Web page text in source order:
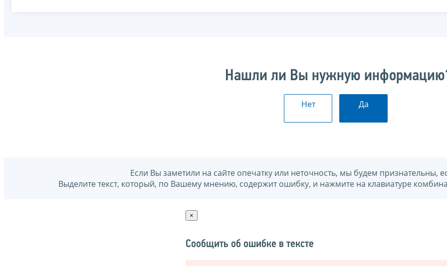
Нашли ли Вы нужную
Нет Да
Если Вы заметили на сайте опечатку или неточность, мы будем признательны,
Выделите текст, который, по Вашему мнению, содержит ошибку, и нажмите на клавиатуре
×
Сообщить об ошибке в тексте